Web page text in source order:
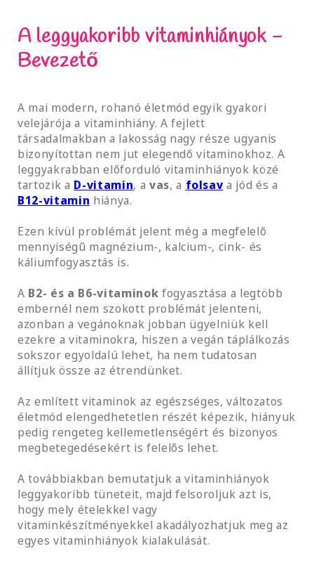
A leggyakoribb vitaminhiányok -
Bevezető
A mai modern, rohanó életmód egyik gyakori
velejárója a vitaminhiány. A fejlett
társadalmakban a lakosság nagy része ugyanis
bizonyítottan nem jut elegendő vitaminokhoz. A
leggyakrabban előforduló vitaminhiányok közé
tartozik a D-vitamin, a vas, a folsav a jód és a
B12-vitamin hiánya.
Ezen kívül problémát jelent még a megfelelő
mennyiségű magnézium-, kalcium-, cink- és
káliumfogyasztás is.
A B2- és a B6-vitaminok fogyasztása a legtöbb
embernél nem szokott problémát jelenteni,
azonban a vegánoknak jobban ügyelniük kell
ezekre a vitaminokra, hiszen a vegán táplálkozás
sokszor egyoldalú lehet, ha nem tudatosan
állítjuk össze az étrendünket.
Az említett vitaminok az egészséges, változatos
életmód elengedhetetlen részét képezik, hiányuk
pedig rengeteg kellemetlenségért és bizonyos
megbetegedésekért is felelős lehet.
A továbbiakban bemutatjuk a vitaminhiányok
leggyakoribb tüneteit, majd felsoroljuk azt is,
hogy mely ételekkel vagy
vitaminkészítményekkel akadályozhatjuk meg az
egyes vitaminhiányok kialakulását.